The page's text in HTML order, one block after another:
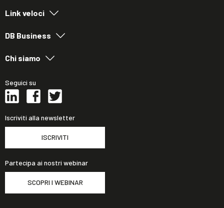
Link veloci
DB Business
Chi siamo
Seguici su
Iscriviti alla newsletter
ISCRIVITI
Partecipa ai nostri webinar
SCOPRI I WEBINAR